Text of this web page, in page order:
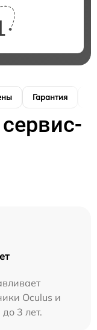
Гарантия
Oculus и
3 лет.